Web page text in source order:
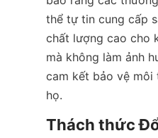
thể tự tin cung cấp
chất lượng cao cho
mà không làm ảnh
cam kết bảo vệ môi
họ.
Thách thức